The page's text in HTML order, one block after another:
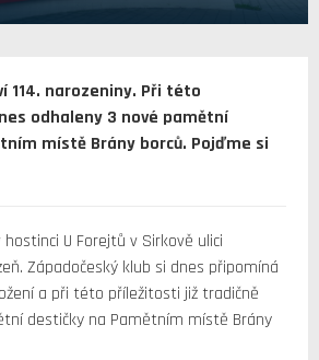
114. narozeniny. Při této
odhaleny 3 nové pamětní
místě Brány borců. Pojďme si
hostinci U Forejtů v Sirkově ulici
Západočeský klub si dnes připomíná
a při této příležitosti již tradičně
destičky na Pamětním místě Brány